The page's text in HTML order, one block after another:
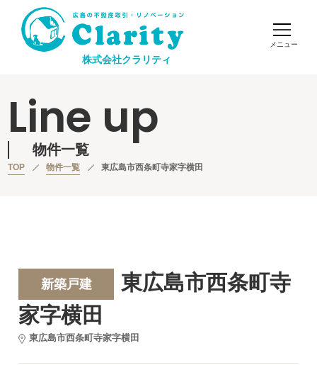
株式会社クラリティ
Line up
物件一覧
TOP 物件一覧 東広島市西条町寺家字横田
新築戸建
東広島市西条町寺
家字横田
東広島市西条町寺家字横田